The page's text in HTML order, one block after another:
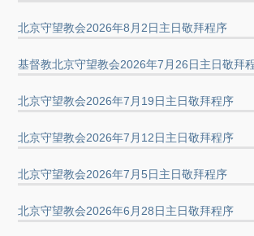
北京守望教会2026年8月2日主日敬拜程序
基督教北京守望教会2026年7月26日主日敬拜
北京守望教会2026年7月19日主日敬拜程序
北京守望教会2026年7月12日主日敬拜程序
北京守望教会2026年7月5日主日敬拜程序
北京守望教会2026年6月28日主日敬拜程序